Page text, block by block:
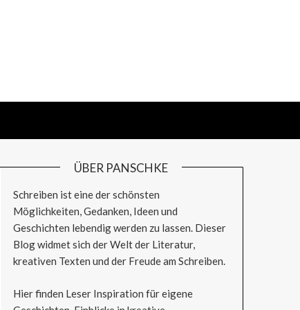
ÜBER PANSCHKE
Schreiben ist eine der schönsten
Möglichkeiten, Gedanken, Ideen und
Geschichten lebendig werden zu lassen. Dieser
Blog widmet sich der Welt der Literatur,
kreativen Texten und der Freude am Schreiben.
Hier finden Leser Inspiration für eigene